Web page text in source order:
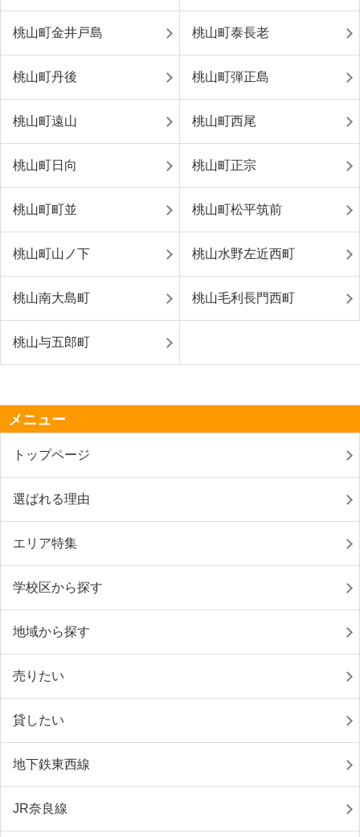
桃山町金井戸島 桃山町泰長老
桃山町丹後 桃山町弾正島
桃山町遠山 桃山町西尾
桃山町日向 桃山町正宗
桃山町町並 桃山町松平筑前
桃山町山ノ下 桃山水野左近西町
桃山南大島町 桃山毛利長門西町
桃山与五郎町
メニュー
トップページ
選ばれる理由
エリア特集
学校区から探す
地域から探す
売りたい
貸したい
地下鉄東西線
JR奈良線